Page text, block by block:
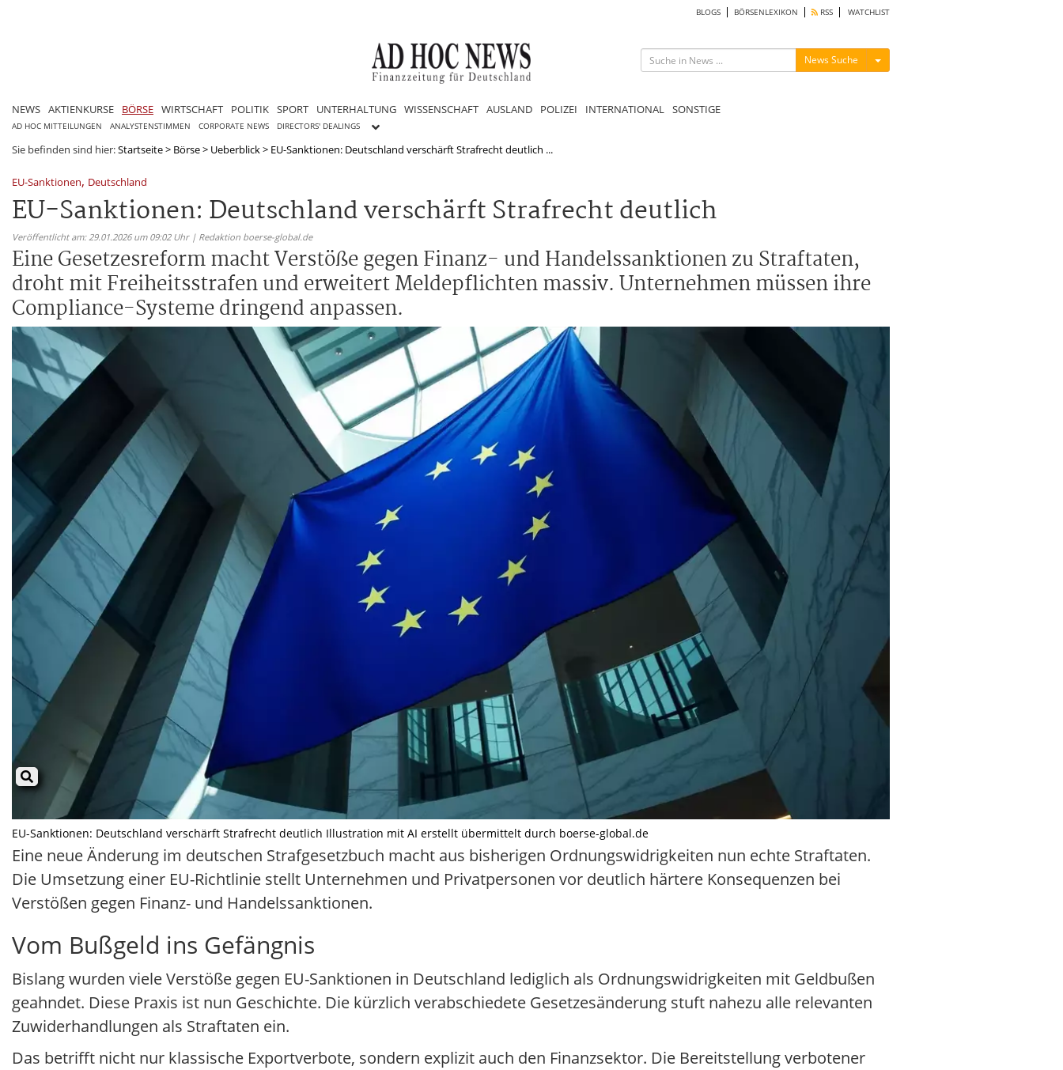
BLOGS BÖRSENLEXIKON RSS WATCHLIST
News Suche Menü ein-/ausblenden
NEWS AKTIENKURSE BÖRSE WIRTSCHAFT POLITIK SPORT UNTERHALTUNG WISSENSCHAFT AUSLAND POLIZEI INTERNATIONAL SONSTIGE
AD HOC MITTEILUNGEN ANALYSTENSTIMMEN CORPORATE NEWS DIRECTORS' DEALINGS
Sie befinden sind hier:Startseite> Börse> Ueberblick> EU-Sanktionen: Deutschland verschärft Strafrecht deutlich ...
EU-Sanktionen, Deutschland
EU-Sanktionen: Deutschland verschärft Strafrecht deutlich
Veröffentlicht am: 29.01.2026 um 09:02 Uhr | Redaktion boerse-global.de
Eine Gesetzesreform macht Verstöße gegen Finanz- und Handelssanktionen zu Straftaten,
droht mit Freiheitsstrafen und erweitert Meldepflichten massiv. Unternehmen müssen ihre
Compliance-Systeme dringend anpassen.
EU-Sanktionen: Deutschland verschärft Strafrecht deutlich Illustration mit AI erstellt übermittelt durch boerse-global.de
Eine neue Änderung im deutschen Strafgesetzbuch macht aus bisherigen Ordnungswidrigkeiten nun echte Straftaten.
Die Umsetzung einer EU-Richtlinie stellt Unternehmen und Privatpersonen vor deutlich härtere Konsequenzen bei
Verstößen gegen Finanz- und Handelssanktionen.
Vom Bußgeld ins Gefängnis
Bislang wurden viele Verstöße gegen EU-Sanktionen in Deutschland lediglich als Ordnungswidrigkeiten mit Geldbußen
geahndet. Diese Praxis ist nun Geschichte. Die kürzlich verabschiedete Gesetzesänderung stuft nahezu alle relevanten
Zuwiderhandlungen als Straftaten ein.
Das betrifft nicht nur klassische Exportverbote, sondern explizit auch den Finanzsektor. Die Bereitstellung verbotener